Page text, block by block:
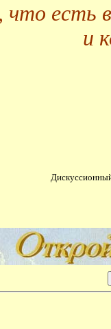
что есть
и